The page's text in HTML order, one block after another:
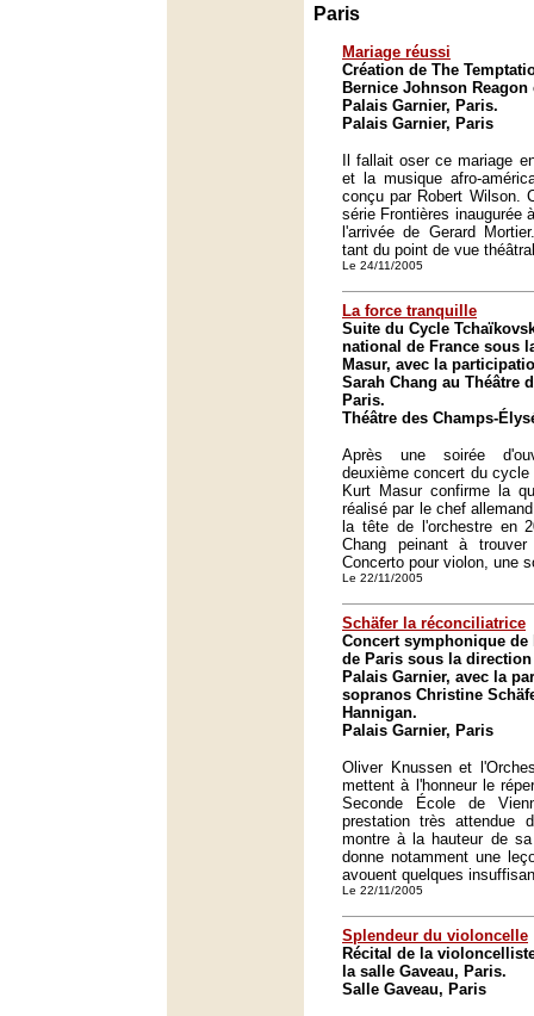
Paris
Mariage réussi
Création de The
Bernice Johnson
Palais Garnier, Paris.
Palais Garnier, Paris
Il fallait oser ce mariage
et la musique afro-
conçu par Robert Wilson.
série Frontières inaugurée
l'arrivée de Gerard
tant du point de vue
Le 24/11/2005
La force tranquille
Suite du Cycle
national de France sous
Masur, avec la
Sarah Chang au Théâtre
Paris.
Théâtre des Champs-
Après une soirée
deuxième concert du
Kurt Masur confirme la
réalisé par le chef
la tête de l'orchestre en
Chang peinant à
Concerto pour violon, une
Le 22/11/2005
Schäfer la réconciliatrice
Concert symphonique de
de Paris sous la
Palais Garnier, avec la
sopranos Christine
Hannigan.
Palais Garnier, Paris
Oliver Knussen et
mettent à l'honneur le
Seconde École de
prestation très attendue
montre à la hauteur de
donne notamment une
avouent quelques
Le 22/11/2005
Splendeur du violoncelle
Récital de la
la salle Gaveau, Paris.
Salle Gaveau, Paris